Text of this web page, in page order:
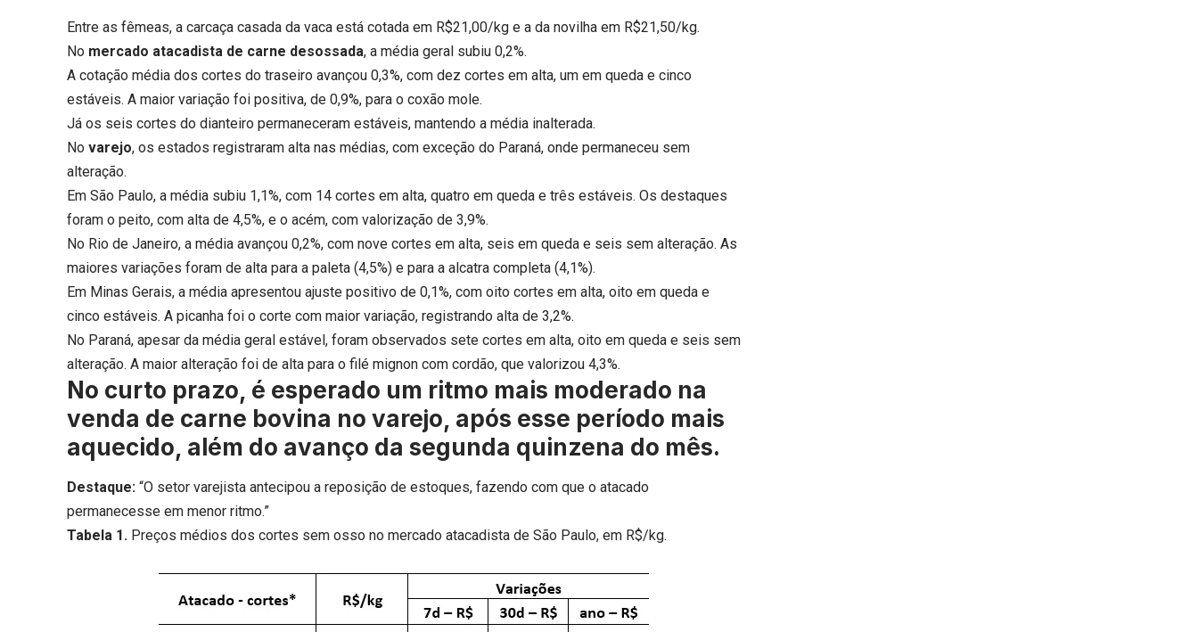
Entre as fêmeas, a carcaça casada da vaca está cotada em R$21,00/kg e a da novilha em R$21,50/kg.
No mercado atacadista de carne desossada, a média geral subiu 0,2%.
A cotação média dos cortes do traseiro avançou 0,3%, com dez cortes em alta, um em queda e cinco
estáveis. A maior variação foi positiva, de 0,9%, para o coxão mole.
Já os seis cortes do dianteiro permaneceram estáveis, mantendo a média inalterada.
Novarejo, os estados registraram alta nas médias, com exceção do Paraná, onde permaneceu sem
alteração.
Em São Paulo, a média subiu 1,1%, com 14 cortes em alta, quatro em queda e três estáveis. Os destaques
foram o peito, com alta de 4,5%, e o acém, com valorização de 3,9%.
No Rio de Janeiro, a média avançou 0,2%, com nove cortes em alta, seis em queda e seis sem alteração. As
maiores variações foram de alta para a paleta (4,5%) e para a alcatra completa (4,1%).
Em Minas Gerais, a média apresentou ajuste positivo de 0,1%, com oito cortes em alta, oito em queda e
cinco estáveis. A picanha foi o corte com maior variação, registrando alta de 3,2%.
No Paraná, apesar da média geral estável, foram observados sete cortes em alta, oito em queda e seis sem
alteração. A maior alteração foi de alta para o filé mignon com cordão, que valorizou 4,3%.
No curto prazo, é esperado um ritmo mais moderado na
venda de carne bovina no varejo, após esse período mais
aquecido, além do avanço da segunda quinzena do mês.
Destaque: “O setor varejista antecipou a reposição de estoques, fazendo com que o atacado
permanecesse em menor ritmo.”
Tabela 1. Preços médios dos cortes sem osso no mercado atacadista de São Paulo, em R$/kg.